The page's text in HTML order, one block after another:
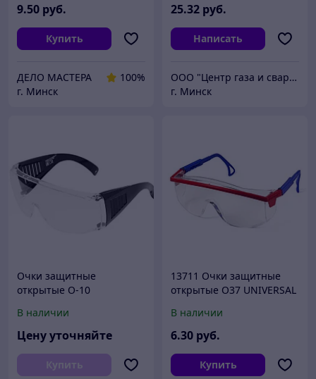
9.50 руб.
Купить
ДЕЛО МАСТЕРА
100%
г. Минск
25.32 руб.
Написать
ООО "Центр газа и сварки"
г. Минск
Очки защитные
открытые О-10
В наличии
Цену уточняйте
Купить
13711 Очки защитные
открытые О37 UNIVERSAL
В наличии
6.30 руб.
Купить